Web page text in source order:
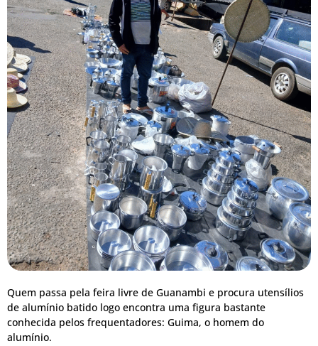
Quem passa pela feira livre de Guanambi e procura utensílios
de alumínio batido logo encontra uma figura bastante
conhecida pelos frequentadores: Guima, o homem do
alumínio.